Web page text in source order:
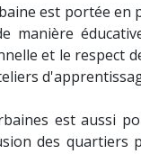
est portée en
manière
et le respect
est aussi
des quartiers